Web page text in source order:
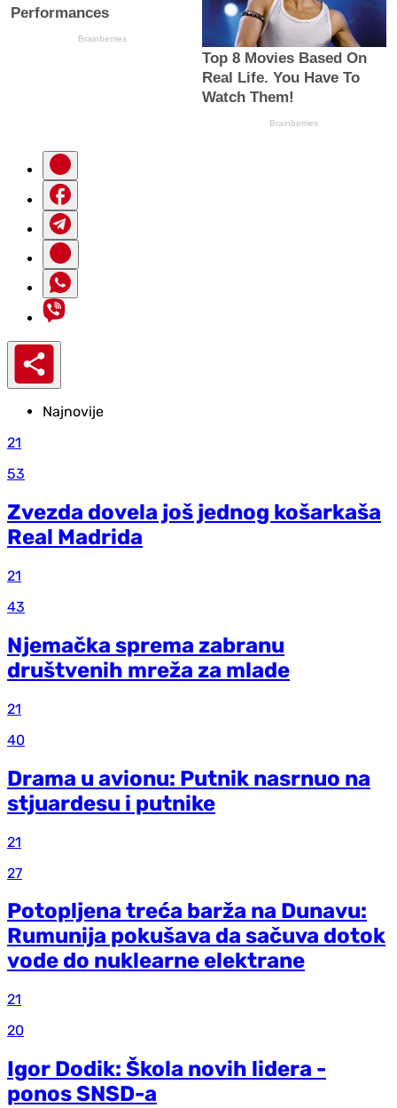
Najnovije
21
53
Zvezda dovela još jednog košarkaša
Real Madrida
21
43
Njemačka sprema zabranu
društvenih mreža za mlade
21
40
Drama u avionu: Putnik nasrnuo na
stjuardesu i putnike
21
27
Potopljena treća barža na Dunavu:
Rumunija pokušava da sačuva dotok
vode do nuklearne elektrane
21
20
Igor Dodik: Škola novih lidera -
ponos SNSD-a